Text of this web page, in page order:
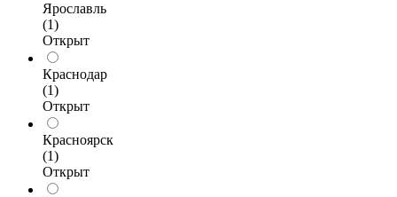
Ярославль
(1)
Открыт
Краснодар
(1)
Открыт
Красноярск
(1)
Открыт